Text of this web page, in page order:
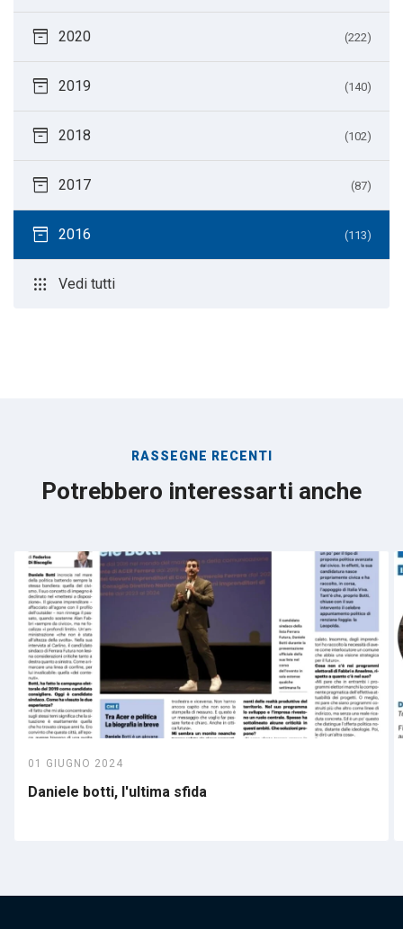
inventory_2 2020 (222)
inventory_2 2019 (140)
inventory_2 2018 (102)
inventory_2 2017 (87)
inventory_2 2016 (113)
apps Vedi tutti
RASSEGNE RECENTI
Potrebbero interessarti anche
01 GIUGNO 2024
Daniele botti, l'ultima sfida